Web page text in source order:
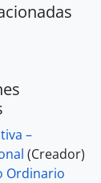
–
(Creador)
Ordinario